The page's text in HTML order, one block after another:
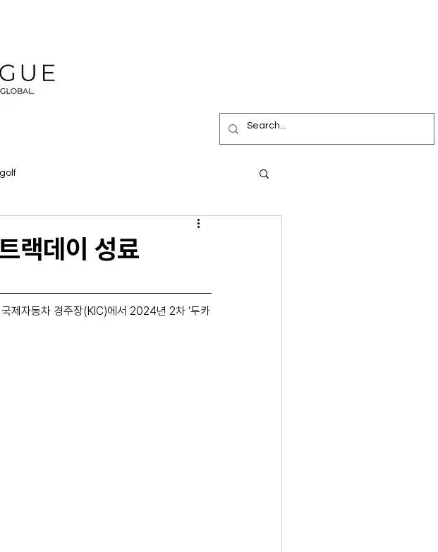
golf
랙데이 성료
제자동차 경주장(KIC)에서 2024년 2차 ‘두카